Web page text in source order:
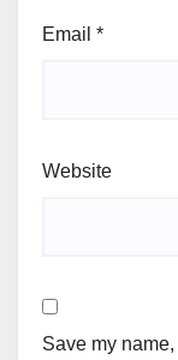
Email *
Website
Save my